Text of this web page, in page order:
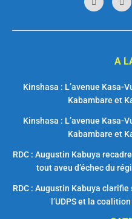
A
Kinshasa : L’avenue Kasa-
Kabambare et
Kinshasa : L’avenue Kasa-
Kabambare et
RDC : Augustin Kabuya
tout aveu d’échec du
RDC : Augustin Kabuya
l’UDPS et la